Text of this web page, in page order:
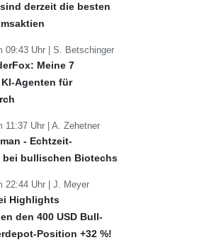
derzeit die besten
09:43 Uhr | S. Betschinger
Meine 7
Agenten für
11:37 Uhr | A. Zehetner
- Echtzeit-
bei bullischen Biotechs
22:44 Uhr | J. Meyer
Highlights
den 400 USD Bull-
Position +32 %!